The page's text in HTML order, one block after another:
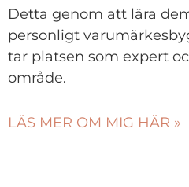
Detta genom att lära
personligt
tar platsen som expert
område.
LÄS MER OM MIG HÄR »